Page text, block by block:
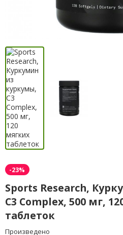
-23%
Sports Research,
C3 Complex, 500 мг,
таблеток
Произведено